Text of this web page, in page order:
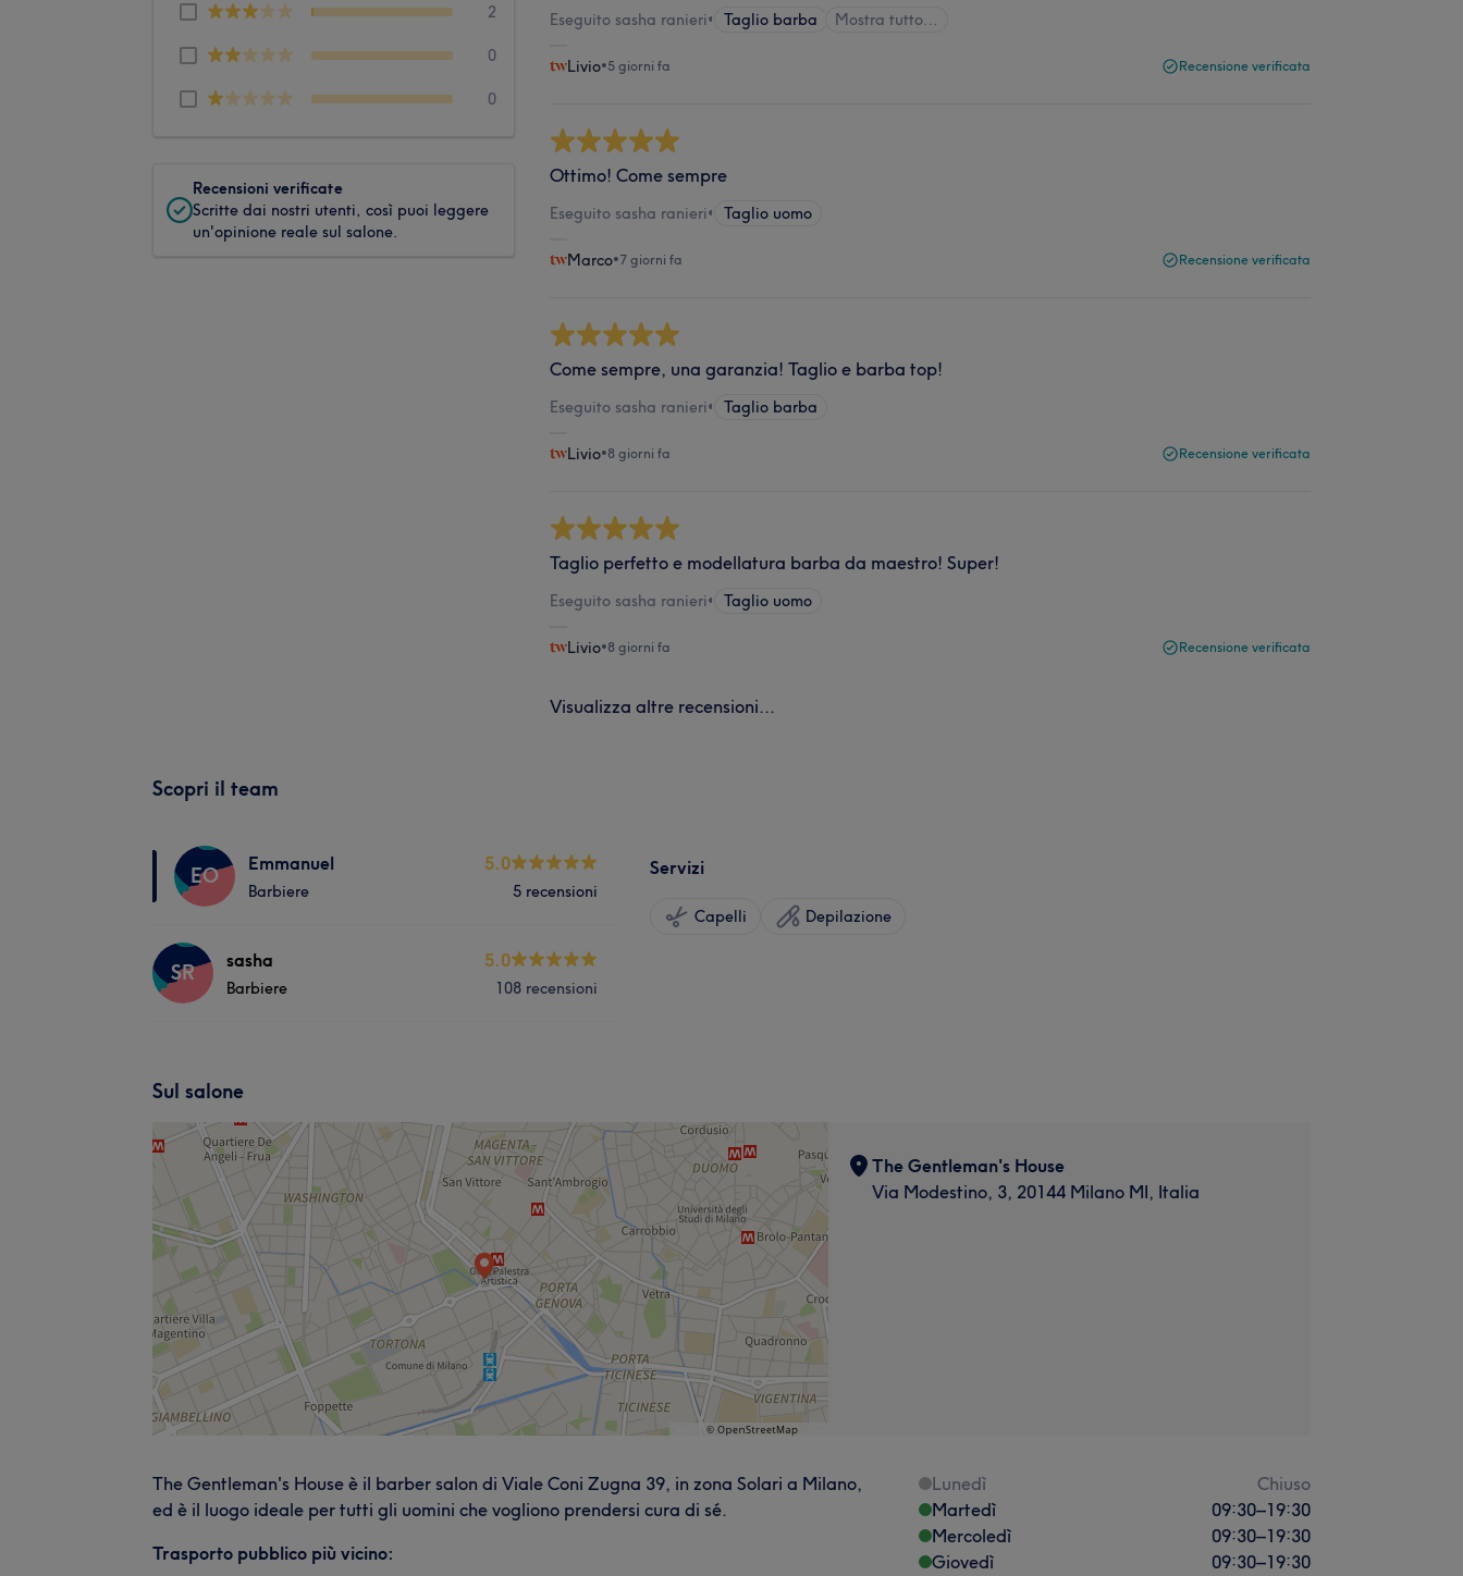
2
0
0
Recensioni verificate
Scritte dai nostri utenti, così puoi leggere
un'opinione reale sul salone.
Eseguito sasha ranieri• Taglio barba Mostra tutto…
Livio•5 giorni fa Recensione verificata
Ottimo! Come sempre
Eseguito sasha ranieri• Taglio uomo
Marco•7 giorni fa Recensione verificata
Come sempre, una garanzia! Taglio e barba top!
Eseguito sasha ranieri• Taglio barba
Livio•8 giorni fa Recensione verificata
Taglio perfetto e modellatura barba da maestro! Super!
Eseguito sasha ranieri• Taglio uomo
Livio•8 giorni fa Recensione verificata
Visualizza altre recensioni...
Scopri il team
EO Emmanuel
Barbiere
5.0
5 recensioni
SR sasha
Barbiere
5.0
108 recensioni
Servizi
Capelli Depilazione
Sul salone
The Gentleman's House
Via Modestino, 3, 20144 Milano MI, Italia
The Gentleman's House è il barber salon di Viale Coni Zugna 39, in zona Solari a Milano,
ed è il luogo ideale per tutti gli uomini che vogliono prendersi cura di sé.
Trasporto pubblico più vicino:
Lunedì
Chiuso
Martedì
09:30–19:30
Mercoledì
09:30–19:30
Giovedì
09:30–19:30